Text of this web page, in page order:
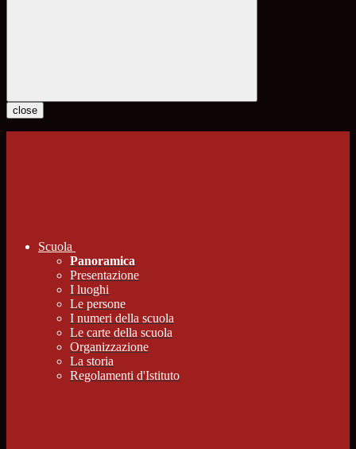
close
Scuola
Panoramica
Presentazione
I luoghi
Le persone
I numeri della scuola
Le carte della scuola
Organizzazione
La storia
Regolamenti d'Istituto